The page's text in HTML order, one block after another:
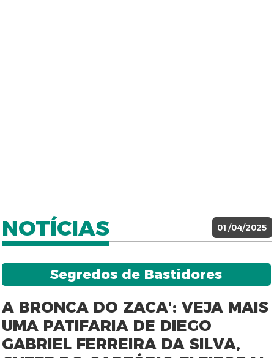
NOTÍCIAS 01/04/2025
Segredos de Bastidores
A BRONCA DO ZACA': VEJA MAIS
UMA PATIFARIA DE DIEGO
GABRIEL FERREIRA DA SILVA,